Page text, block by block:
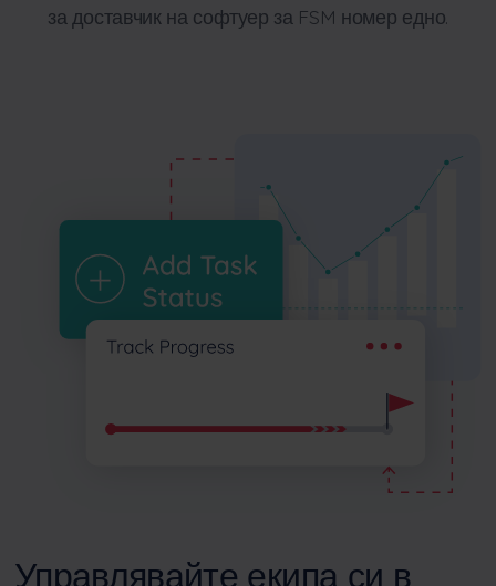
за доставчик на софтуер за FSM номер едно.
Управлявайте екипа си в